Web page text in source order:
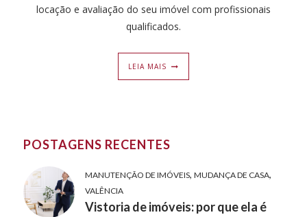
locação e avaliação do seu imóvel com profissionais
qualificados.
LEIA MAIS
POSTAGENS RECENTES
MANUTENÇÃO DE IMÓVEIS, MUDANÇA DE CASA,
VALÊNCIA
Vistoria de imóveis: por que ela é